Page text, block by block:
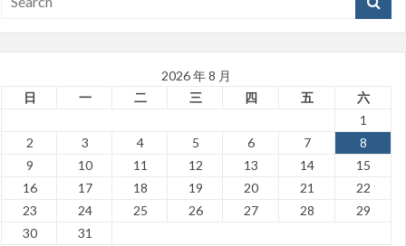
2026 年 8 月
日
一 二 三 四 五
六
1
2
3 4 5 6 7
8
9
10 11 12 13 14
15
16
17 18 19 20 21
22
23
24 25 26 27 28
29
30
31